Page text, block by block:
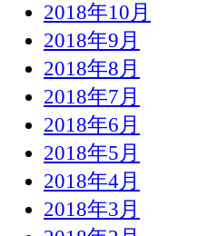
2018年10月
2018年9月
2018年8月
2018年7月
2018年6月
2018年5月
2018年4月
2018年3月